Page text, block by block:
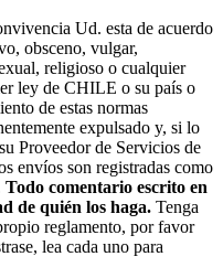
Ud. esta de acuerdo
obsceno, vulgar,
religioso o cualquier
ley de CHILE o su país o
de estas normas
expulsado y, si lo
Proveedor de Servicios de
envíos son registradas como
Todo comentario escrito en
de quién los haga. Tenga
reglamento, por favor
lea cada uno para